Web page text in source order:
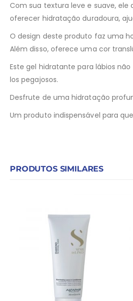
Com sua textura leve e suave,
oferecer hidratação duradoura,
O design deste produto faz uma
Além disso, oferece uma cor
Este gel hidratante para lábios
los pegajosos.
Desfrute de uma hidratação
Um produto indispensável para
PRODUTOS SIMILARES